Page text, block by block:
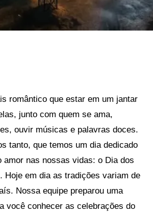
romântico que estar em um jantar
junto com quem se ama,
ouvir músicas e palavras doces.
tanto, que temos um dia dedicado
amor nas nossas vidas: o Dia dos
Hoje em dia as tradições variam de
Nossa equipe preparou uma
você conhecer as celebrações do